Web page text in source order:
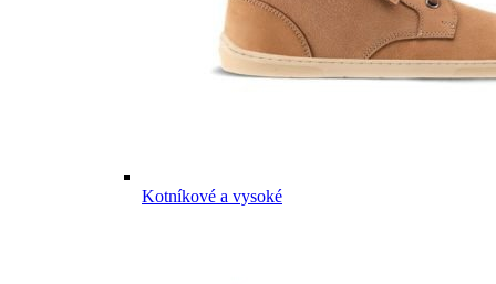
Kotníkové a vysoké